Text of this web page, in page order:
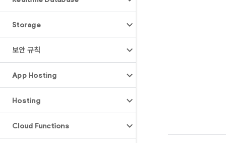
Storage
보안 규칙
App Hosting
Hosting
Cloud Functions